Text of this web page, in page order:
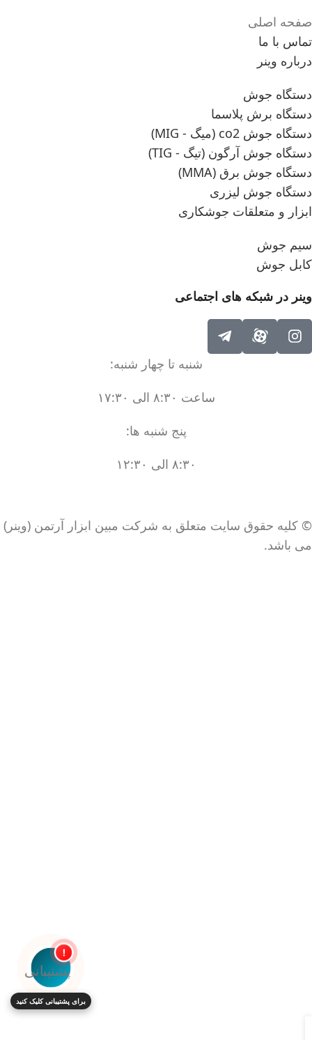
صفحه اصلی
تماس با ما
درباره وینر
دستگاه جوش
دستگاه برش پلاسما
دستگاه جوش co2 (میگ - MIG)
دستگاه جوش آرگون (تیگ - TIG)
دستگاه جوش برق (MMA)
دستگاه جوش لیزری
ابزار و متعلقات جوشکاری
سیم جوش
کابل جوش
وینر در شبکه های اجتماعی
شنبه تا چهار شنبه:
ساعت ۸:۳۰ الی ۱۷:۳۰
پنج شنبه ها:
۸:۳۰ الی ۱۲:۳۰
© کلیه حقوق سایت متعلق به شرکت مبین ابزار آرتمن (وینر)
می باشد.
!
برای پشتیبانی کلیک کنید